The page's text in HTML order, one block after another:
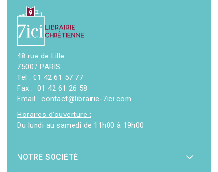
48 rue de Lille
75007 PARIS
Tel : 01 42 61 57 77
Fax : 01 42 61 26 58
Email : contact@librairie-7ici.com
Horaires d'ouverture :
Du lundi au samedi de 11h00 à 19h00
NOTRE SOCIÉTÉ